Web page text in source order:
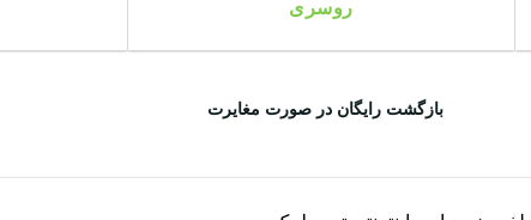
روسری
بازگشت رایگان در صورت مغایرت